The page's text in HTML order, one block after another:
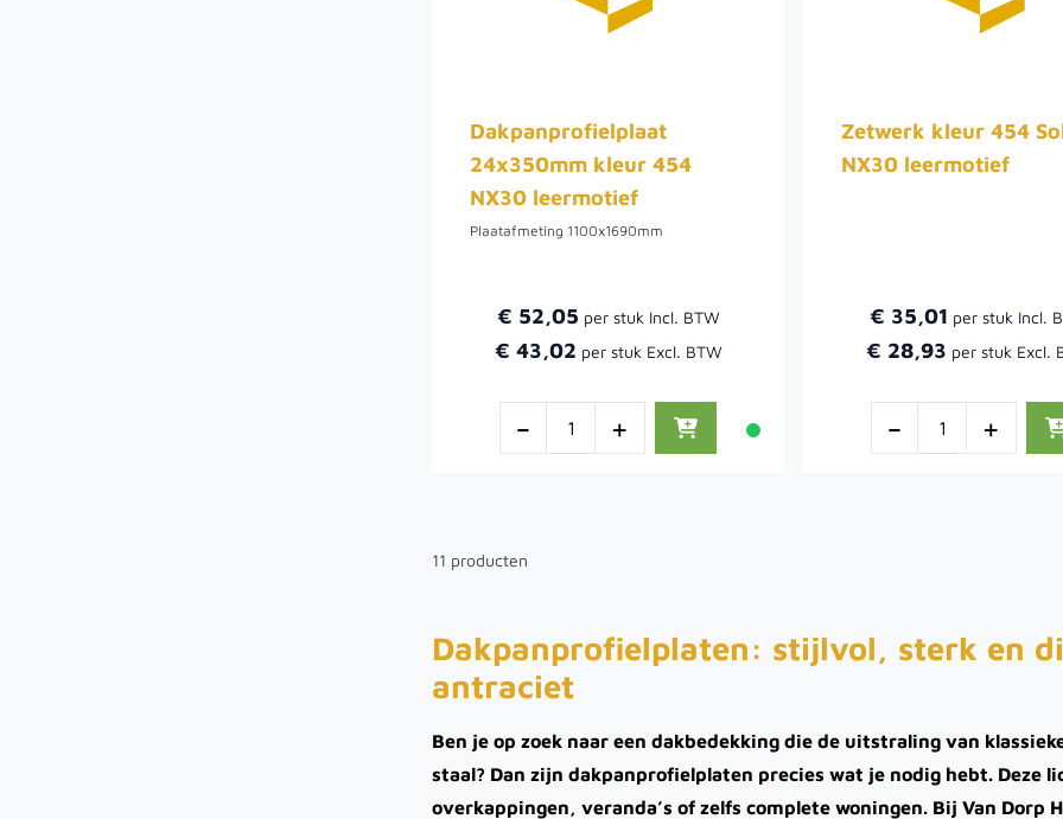
Dakpanprofielplaat
24x350mm kleur 454
NX30 leermotief
Plaatafmeting 1100x1690mm
€ 52,05
€ 43,02
- +
Zetwerk kleur 454
NX30 leermotief
€ 35,01
€ 28,93
- +
11 producten
Dakpanprofielplaten: stijlvol, sterk en
antraciet
Ben je op zoek naar een dakbedekking die de uitstraling van
staal? Dan zijn dakpanprofielplaten precies wat je nodig hebt. Deze
overkappingen, veranda’s of zelfs complete woningen. Bij Van